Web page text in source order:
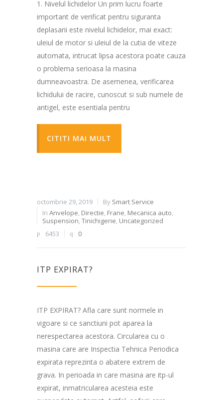
1. Nivelul lichidelor Un prim lucru foarte
important de verificat pentru siguranta
deplasarii este nivelul lichidelor, mai exact:
uleiul de motor si uleiul de la cutia de viteze
automata, intrucat lipsa acestora poate cauza
o problema serioasa la masina
dumneavoastra. De asemenea, verificarea
lichidului de racire, cunoscut si sub numele de
antigel, este esentiala pentru
CITITI MAI MULT
octombrie 29, 2019 By Smart Service
In Anvelope, Directie, Frane, Mecanica auto,
Suspension,Tinichigerie, Uncategorized
6453
0
ITP EXPIRAT?
ITP EXPIRAT? Afla care sunt normele in
vigoare si ce sanctiuni pot aparea la
nerespectarea acestora. Circularea cu o
masina care are Inspectia Tehnica Periodica
expirata reprezinta o abatere extrem de
grava. In perioada in care masina are itp-ul
expirat, inmatricularea acesteia este